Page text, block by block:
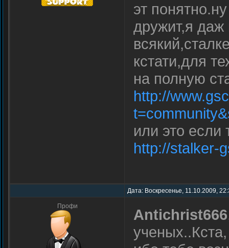
эт
дружит,я даж
кстати,для
на полную
http://
или это если
http://stalker-
Дата: Воскресенье, 11.10.2009,
Профи Antichrist666